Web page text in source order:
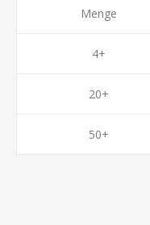
Menge
4+
20+
50+